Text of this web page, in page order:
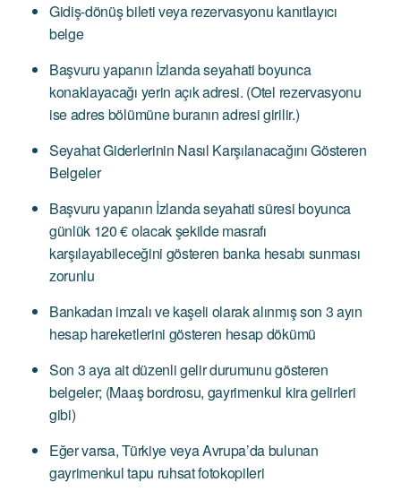
Gidiş-dönüş bileti veya rezervasyonu kanıtlayıcı
belge
Başvuru yapanın İzlanda seyahati boyunca
konaklayacağı yerin açık adresi. (Otel rezervasyonu
ise adres bölümüne buranın adresi girilir.)
Seyahat Giderlerinin Nasıl Karşılanacağını Gösteren
Belgeler
Başvuru yapanın İzlanda seyahati süresi boyunca
günlük 120 € olacak şekilde masrafı
karşılayabileceğini gösteren banka hesabı sunması
zorunlu
Bankadan imzalı ve kaşeli olarak alınmış son 3 ayın
hesap hareketlerini gösteren hesap dökümü
Son 3 aya ait düzenli gelir durumunu gösteren
belgeler; (Maaş bordrosu, gayrimenkul kira gelirleri
gibi)
Eğer varsa, Türkiye veya Avrupa’da bulunan
gayrimenkul tapu ruhsat fotokopileri